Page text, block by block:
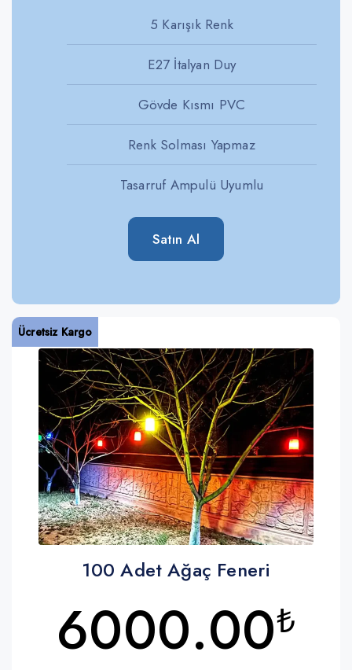
5 Karışık Renk
E27 İtalyan Duy
Gövde Kısmı PVC
Renk Solması Yapmaz
Tasarruf Ampulü Uyumlu
Satın Al
Ücretsiz Kargo
100 Adet Ağaç Feneri
6000.00₺